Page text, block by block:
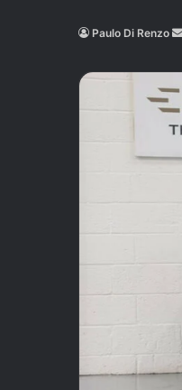
Paulo Di Renzo